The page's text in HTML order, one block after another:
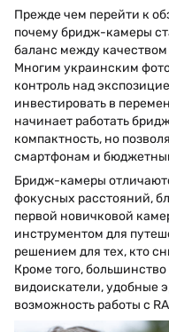
Прежде чем перейти к
почему бридж-камеры
баланс между
Многим украинским
контроль над
инвестировать в
начинает работать
компактность, но
смартфонам и
Бридж-камеры
фокусных расстояний,
первой новичковой
инструментом для
решением для тех, кто
Кроме того,
видоискатели, удобные
возможность работы с